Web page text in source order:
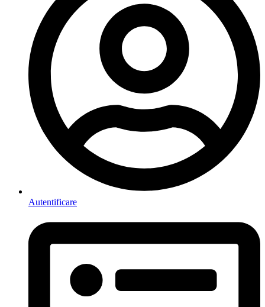
Autentificare